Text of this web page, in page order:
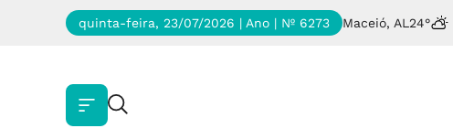
quinta-feira, 23/07/2026 | Ano | Nº 6273 Maceió, AL 24°